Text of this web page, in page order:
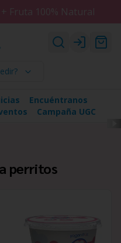
Fruta 100% Natural
Login
Encuéntranos
Campaña UGC
perritos